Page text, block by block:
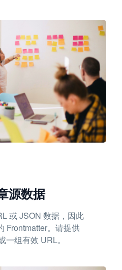
源数据
或 JSON 数据，因此
Frontmatter。请提供
组有效 URL。